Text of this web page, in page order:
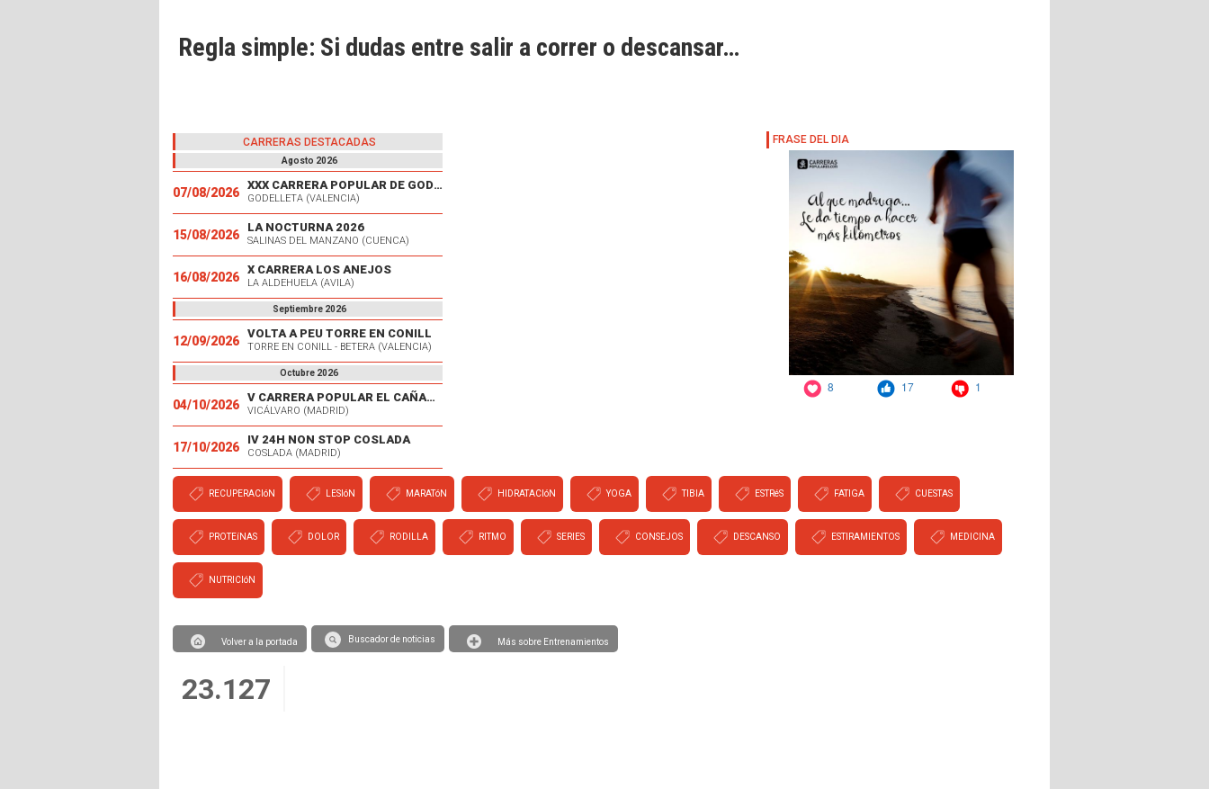
Regla simple: Si dudas entre salir a correr o descansar…
CARRERAS DESTACADAS
Agosto 2026
07/08/2026
XXX CARRERA POPULAR DE GODELLETA
GODELLETA (VALENCIA)
15/08/2026
LA NOCTURNA 2026
SALINAS DEL MANZANO (CUENCA)
16/08/2026
X CARRERA LOS ANEJOS
LA ALDEHUELA (AVILA)
Septiembre 2026
12/09/2026
VOLTA A PEU TORRE EN CONILL
TORRE EN CONILL - BETERA (VALENCIA)
Octubre 2026
04/10/2026
V CARRERA POPULAR EL CAÑAVERAL
VICÁLVARO (MADRID)
17/10/2026
IV 24H NON STOP COSLADA
COSLADA (MADRID)
RECUPERACIóN LESIóN MARATóN HIDRATACIóN YOGA TIBIA ESTRéS FATIGA CUESTAS
PROTEíNAS DOLOR RODILLA RITMO SERIES CONSEJOS DESCANSO ESTIRAMIENTOS MEDICINA
NUTRICIóN
Volver a la portada Buscador de noticias Más sobre Entrenamientos
23.127